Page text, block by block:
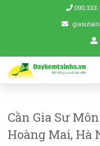
Cần Gia Sư
Hoàng Mai, Hà